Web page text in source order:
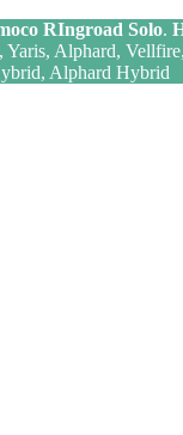
RIngroad Solo.
Yaris, Alphard,
Alphard Hybrid